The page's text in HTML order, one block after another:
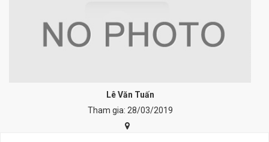
Lê Văn Tuấn
Tham gia: 28/03/2019